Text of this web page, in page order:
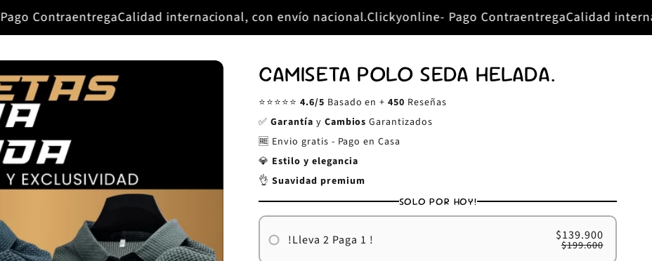
Calidad internacional, con envío nacional.Clickyonline- Pago Contraentrega Calidad internacional, con envío
CAMISETA POLO SEDA HELADA.
⭐⭐⭐⭐⭐ 4.6/5 Basado en +450 Reseñas
✅Garantía y Cambios Garantizados
🆓 Envio gratis - Pago en Casa
💎 Estilo y elegancia
👌Suavidad premium
SOLO POR HOY!
!Lleva 2 Paga 1 ! $139.900
$199.600